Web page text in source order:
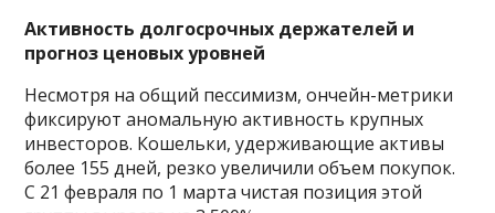
Активность долгосрочных держателей и
прогноз ценовых уровней
Несмотря на общий пессимизм, ончейн-метрики
фиксируют аномальную активность крупных
инвесторов. Кошельки, удерживающие активы
более 155 дней, резко увеличили объем покупок.
С 21 февраля по 1 марта чистая позиция этой